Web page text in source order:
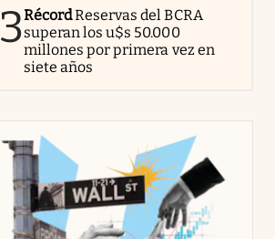
3RécordReservas del BCRA
superan los u$s 50.000
millones por primera vez en
siete años